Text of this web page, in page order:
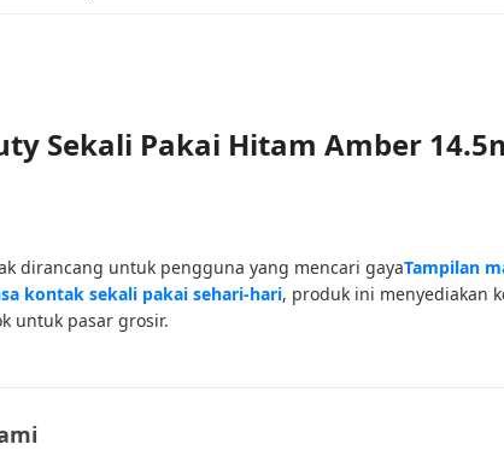
Sekali Pakai Hitam Amber
dirancang untuk pengguna yang mencari gayaTampilan
kontak sekali pakai sehari-hari, produk ini menyediakan
untuk pasar grosir.